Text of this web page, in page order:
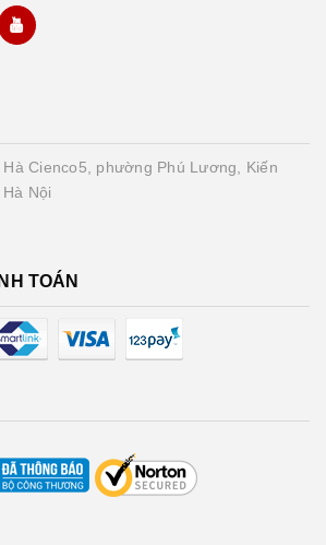
Cienco5, phường Phú Lương, Kiến
Nội
TOÁN